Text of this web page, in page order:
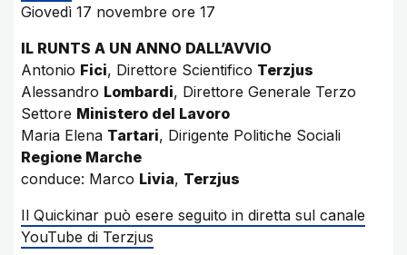
Giovedì 17 novembre ore 17
IL RUNTS A UN ANNO DALL’AVVIO
Antonio Fici, Direttore Scientifico Terzjus
Alessandro Lombardi, Direttore Generale Terzo
Settore Ministero del Lavoro
Maria Elena Tartari, Dirigente Politiche Sociali
Regione Marche
conduce: Marco Livia, Terzjus
Il Quickinar può esere seguito in diretta sul canale
YouTube di Terzjus